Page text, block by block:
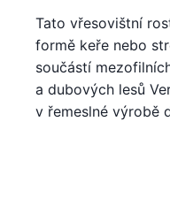
Tato vřesovištní
formě keře nebo
součástí
a dubových lesů
v řemeslné výrobě